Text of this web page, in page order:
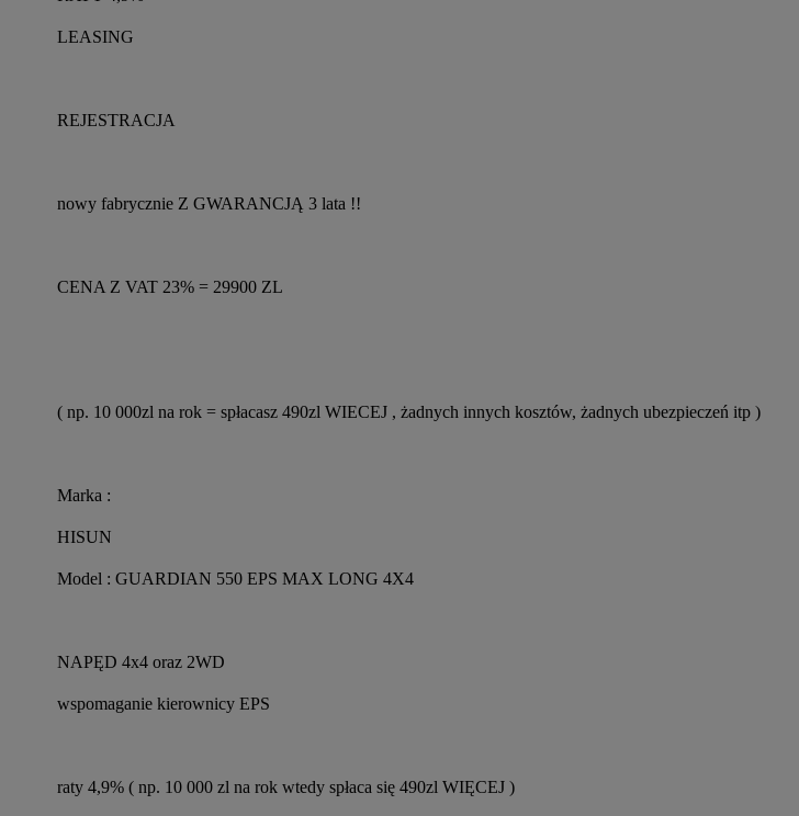
LEASING
REJESTRACJA
nowy fabrycznie Z GWARANCJĄ 3 lata !!
CENA Z VAT 23% = 29900 ZL
( np. 10 000zl na rok = spłacasz 490zl WIECEJ , żadnych innych kosztów, żadnych ubezpieczeń itp )
Marka :
HISUN
Model : GUARDIAN 550 EPS MAX LONG 4X4
NAPĘD 4x4 oraz 2WD
wspomaganie kierownicy EPS
raty 4,9% ( np. 10 000 zl na rok wtedy spłaca się 490zl WIĘCEJ )